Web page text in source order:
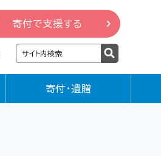
寄付で支援する
寄付・遺贈